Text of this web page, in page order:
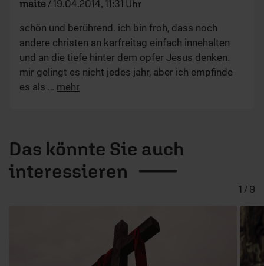
maite / 19.04.2014, 11:31 Uhr
schön und berührend. ich bin froh, dass noch
andere christen an karfreitag einfach innehalten
und an die tiefe hinter dem opfer Jesus denken.
mir gelingt es nicht jedes jahr, aber ich empfinde
es als … mehr
Das könnte Sie auch
interessieren
1 / 9